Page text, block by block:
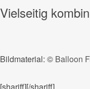
Vielseitig
Bildmaterial: © Balloon